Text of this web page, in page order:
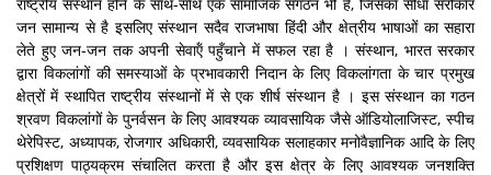
जन सामान्य से है इसलिए संस्थान सदैव राजभाषा हिंदी और क्षेत्रीय भाषाओं का सहारा
लेते हुए जन-जन तक अपनी सेवाऍं पहुँचाने में सफल रहा है । संस्थान, भारत सरकार
द्वारा विकलांगों की समस्याओं के प्रभावकारी निदान के लिए विकलांगता के चार प्रमुख
क्षेत्रों में स्थापित राष्ट्रीय संस्थानों में से एक शीर्ष संस्थान है । इस संस्थान का गठन
श्रवण विकलांगों के पुनर्वसन के लिए आवश्यक व्यावसायिक जैसे ऑडियोलाजिस्ट, स्पीच
थेरेपिस्ट, अध्यापक, रोजगार अधिकारी, व्यवसायिक सलाहकार मनोवैज्ञानिक आदि के लिए
प्रशिक्षण पाठ्यक्रम संचालित करता है और इस क्षेत्र के लिए आवश्यक जनशक्ति